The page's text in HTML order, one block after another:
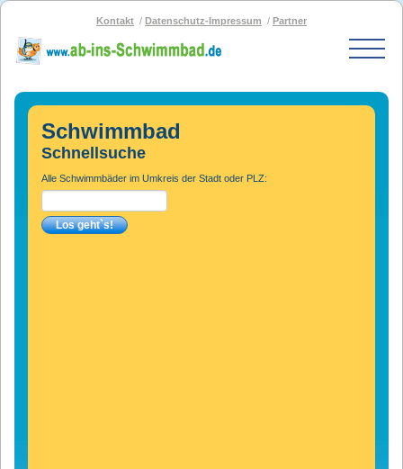
Kontakt Datenschutz-Impressum Partner
Start
Schwimmbad-Karte
Bäder nach PLZ
Bäder nach Stadt
SOS-Schwimmbad
Blog
Schwimmbad
Schnellsuche
Alle Schwimmbäder im Umkreis der Stadt oder PLZ: